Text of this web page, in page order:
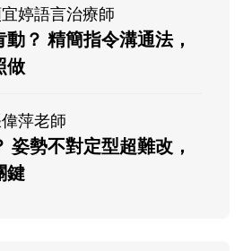
婷語言治療師
？ 精簡指令溝通法，
做
萍老師
姿勢不對定型超難改，
鍵